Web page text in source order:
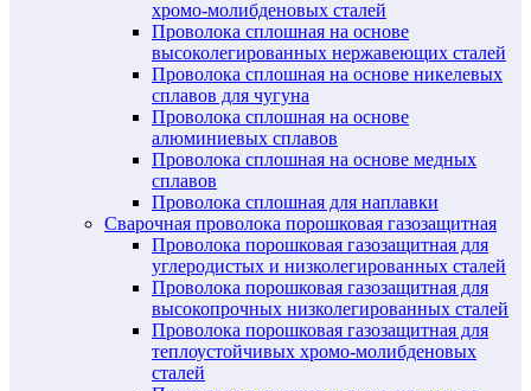
хромо-молибденовых сталей
Проволока сплошная на основе
высоколегированных нержавеющих сталей
Проволока сплошная на основе никелевых
сплавов для чугуна
Проволока сплошная на основе
алюминиевых сплавов
Проволока сплошная на основе медных
сплавов
Проволока сплошная для наплавки
Сварочная проволока порошковая газозащитная
Проволока порошковая газозащитная для
углеродистых и низколегированных сталей
Проволока порошковая газозащитная для
высокопрочных низколегированных сталей
Проволока порошковая газозащитная для
теплоустойчивых хромо-молибденовых
сталей